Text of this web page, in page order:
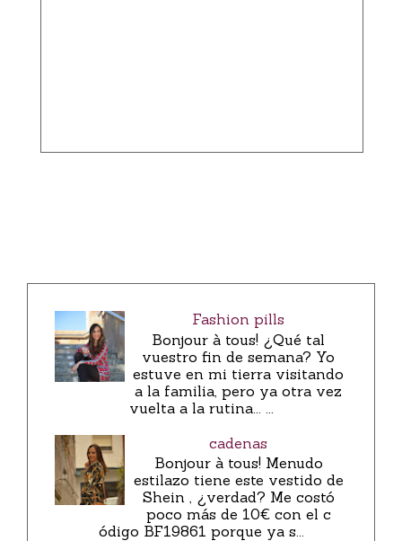
Fashion pills
Bonjour à tous! ¿Qué tal
vuestro fin de semana? Yo
estuve en mi tierra visitando
a la familia, pero ya otra vez
vuelta a la rutina... ...
cadenas
Bonjour à tous! Menudo
estilazo tiene este vestido de
Shein , ¿verdad? Me costó
poco más de 10€ con el c
ódigo BF19861 porque ya s...